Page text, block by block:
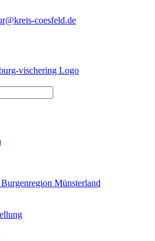
coesfeld.de
Münsterland